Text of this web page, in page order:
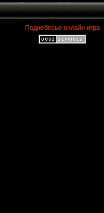
Поднебесье онлайн игра